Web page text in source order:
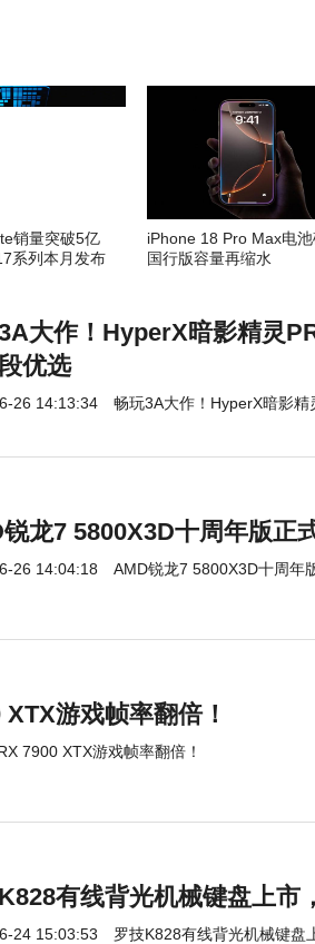
销量突破5亿
系列本月发布
iPhone 18 Pro Max电池
国行版容量再缩水
大作！HyperX暗影精灵
优选
26 14:13:34 畅玩3A大作！HyperX暗影
龙7 5800X3D十周年版正
26 14:04:18 AMD锐龙7 5800X3D十周年
游戏帧率翻倍！
7900 XTX游戏帧率翻倍！
有线背光机械键盘上市
24 15:03:53 罗技K828有线背光机械键盘